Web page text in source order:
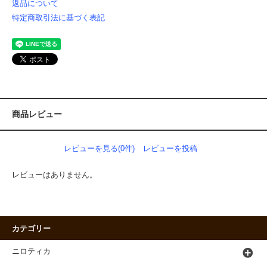
返品について
特定商取引法に基づく表記
商品レビュー
レビューを見る(0件) レビューを投稿
レビューはありません。
カテゴリー
ニロティカ